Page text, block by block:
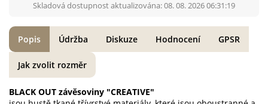
Skladová dostupnost aktualizována: 08. 08. 2026 06:31:19
BLACK OUT závěsoviny "CREATIVE"
Popis Údržba Diskuze Hodnocení GPSR
Jak zvolit rozměr